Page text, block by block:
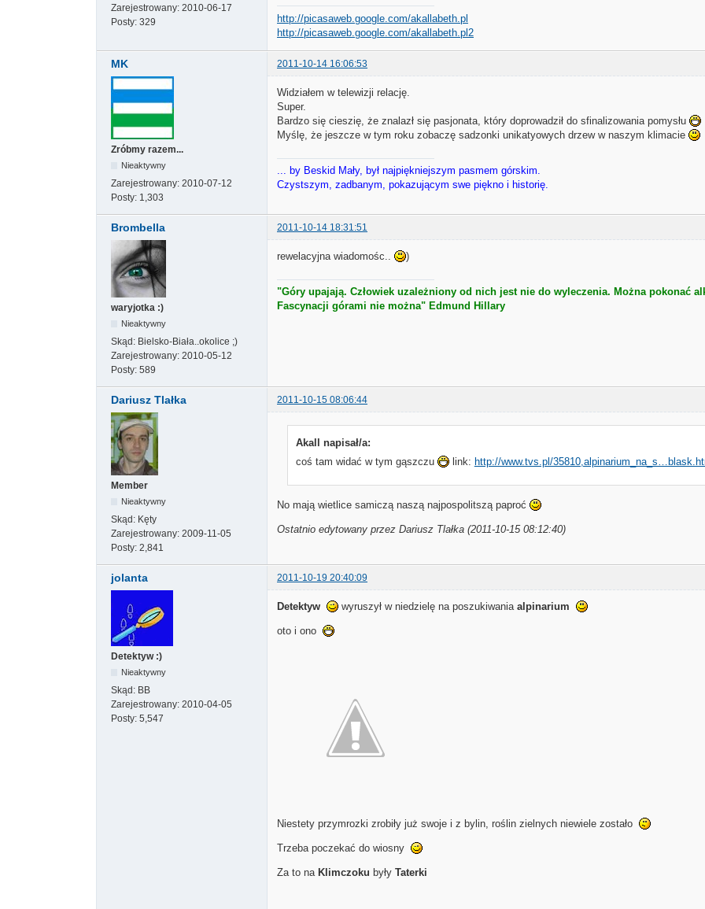
Zarejestrowany: 2010-06-17
Posty: 329
http://picasaweb.google.com/akallabeth.pl
http://picasaweb.google.com/akallabeth.pl2
MK 2011-10-14 16:06:53
Zróbmy razem...
Nieaktywny
Zarejestrowany: 2010-07-12
Posty: 1,303
Widziałem w telewizji relację.
Super.
Bardzo się cieszię, że znalazł się pasjonata, który doprowadził do sfinalizowania pomysłu
Myślę, że jeszcze w tym roku zobaczę sadzonki unikatyowych drzew w naszym klimacie
... by Beskid Mały, był najpiękniejszym pasmem górskim.
Czystszym, zadbanym, pokazującym swe piękno i historię.
Brombella 2011-10-14 18:31:51
waryjotka :)
Nieaktywny
Skąd: Bielsko-Biała..okolice ;)
Zarejestrowany: 2010-05-12
Posty: 589
rewelacyjna wiadomośc.. )
"Góry upajają. Człowiek uzależniony od nich jest nie do wyleczenia. Można pokonać
Fascynacji górami nie można" Edmund Hillary
Dariusz Tlałka 2011-10-15 08:06:44
Member
Nieaktywny
Skąd: Kęty
Zarejestrowany: 2009-11-05
Posty: 2,841
Akall napisał/a:
coś tam widać w tym gąszczu
link: http://www.tvs.pl/
No mają wietlice samiczą naszą najpospolitszą paproć
Ostatnio edytowany przez Dariusz Tlałka (2011-10-15 08:12:40)
jolanta 2011-10-19 20:40:09
Detektyw :)
Nieaktywny
Skąd: BB
Zarejestrowany: 2010-04-05
Posty: 5,547
Detektyw wyruszył w niedzielę na poszukiwania alpinarium
oto i ono
Niestety przymrozki zrobiły już swoje i z bylin, roślin zielnych niewiele zostało
Trzeba poczekać do wiosny
Za to na Klimczoku były Taterki